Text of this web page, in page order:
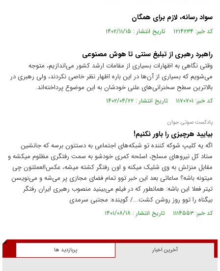
سواد رسانه، لازم برای همگان
کد خبر: ۱۲۱۴۲۳۴ تاریخ انتشار : ۱۴۰۲/۱۱/۱۵
راهبرد رهبری از تبلیغ سنتی تا هوش مصنوعی
وقتی نگاهی به اظهارات بسیاری از مقامات ارشد کشور می‌اندازیم، متوجه
می‌شویم که بسیاری از آن‌ها در این باره اظهار نظر خاصی نکردند، ولی رهبری در
بالاترین سطح سخنرانی‌های علنی خودشان به این موضوع پرداخته‌اند.
کد خبر: ۱۱۷۰۷۰۱ تاریخ انتشار : ۱۴۰۲/۰۴/۲۲
پادکست صوتی جوان
بیایید هرچیزی را باور نکنیم!
اگه یه کلیپ شوکه کننده تو شبکه‌های اجتماعی به دستتون برسه که جانشین
ستاد کل نیروهای مسلح، اسلحه کمری خودشو به سمت رفتگری مظلوم میکشه و
مقابل منزلش به وی شلیک میکنه و اون رفتگر کشته میشه، عکس‌العملتون چی
میتونه باشه؟ ساعاتی بعد این خبر توو تمام فضای مجازی پر می‌شه و می‌نویسن
تیتر فعلا این باشه: همانطور که در فیلم می‌بینید منصوب رهبری ایران رفتگر
بیگناه را توو روز روشن کشت.../ گوینده: مجتبی سرمدی
کد خبر: ۱۱۱۴۵۵۳ تاریخ انتشار : ۱۴۰۱/۰۸/۱۸
آخرین اخبار پربازدید ها